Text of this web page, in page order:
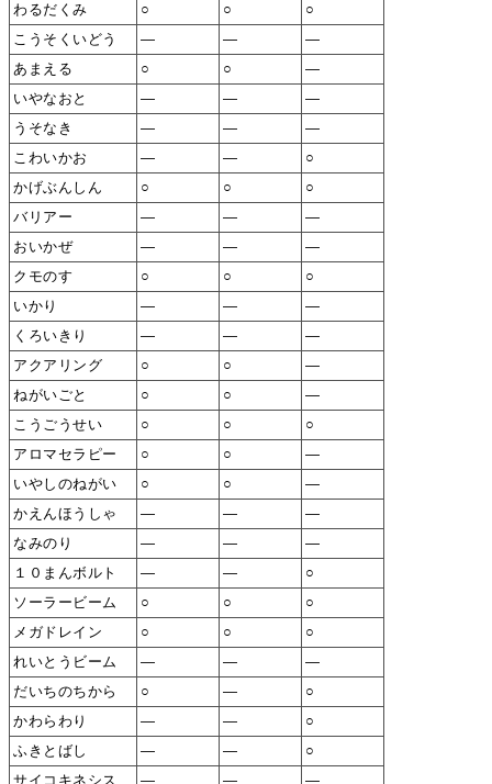
わるだくみ
○ ○
○
こうそくいどう
― ―
―
あまえる
○ ○
―
いやなおと
― ―
―
うそなき
― ―
―
こわいかお
― ―
○
かげぶんしん
○ ○
○
バリアー
― ―
―
おいかぜ
― ―
―
クモのす
○ ○
○
いかり
― ―
―
くろいきり
― ―
―
アクアリング
○ ○
―
ねがいごと
○ ○
―
こうごうせい
○ ○
○
アロマセラピー
○ ○
―
いやしのねがい
○ ○
―
かえんほうしゃ
― ―
―
なみのり
― ―
―
１０まんボルト
― ―
○
ソーラービーム
○ ○
○
メガドレイン
○ ○
○
れいとうビーム
― ―
―
だいちのちから
○ ―
○
かわらわり
― ―
○
ふきとばし
― ―
○
サイコキネシス
― ― ―